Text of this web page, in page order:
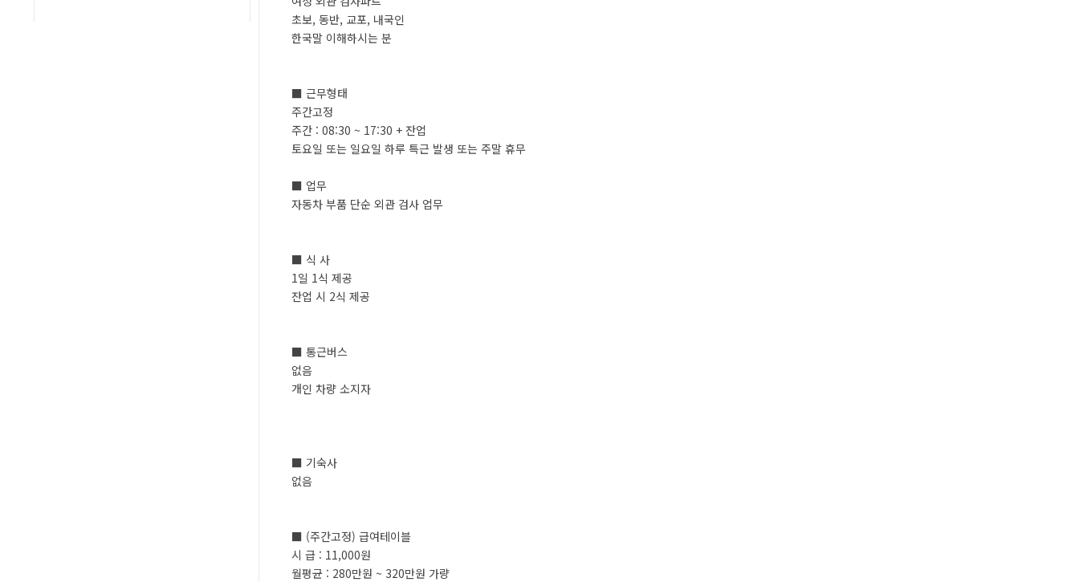
초보, 동반, 교포, 내국인
한국말 이해하시는 분
■ 근무형태
주간고정
주간 : 08:30 ~ 17:30 + 잔업
토요일 또는 일요일 하루 특근 발생 또는 주말 휴무
■ 업무
자동차 부품 단순 외관 검사 업무
■ 식 사
1일 1식 제공
잔업 시 2식 제공
■ 통근버스
없음
개인 차량 소지자
■ 기숙사
없음
■ (주간고정) 급여테이블
시 급 : 11,000원
월평균 : 280만원 ~ 320만원 가량